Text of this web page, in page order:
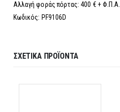
Αλλαγή φοράς πόρτας: 400 € + Φ.Π.Α.
Κωδικός: PF9106D
ΣΧΕΤΙΚΆ ΠΡΟΪΌΝΤΑ